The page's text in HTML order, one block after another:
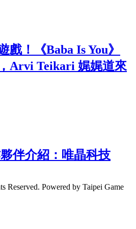
戲！《Baba Is You》
Arvi Teikari 娓娓道來
伴介紹：唯晶科技
Reserved. Powered by Taipei Game